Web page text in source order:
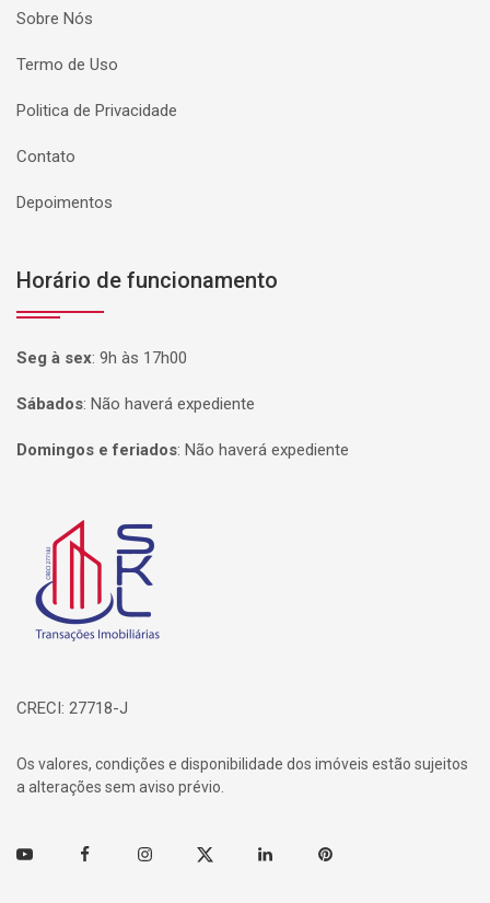
Sobre Nós
Termo de Uso
Politica de Privacidade
Contato
Depoimentos
Horário de funcionamento
Seg à sex: 9h às 17h00
Sábados: Não haverá expediente
Domingos e feriados: Não haverá expediente
Página inicial
CRECI: 27718-J
Os valores, condições e disponibilidade dos imóveis estão sujeitos
a alterações sem aviso prévio.
Youtube FacebookInstagramTwitter Linkedin Pinterest